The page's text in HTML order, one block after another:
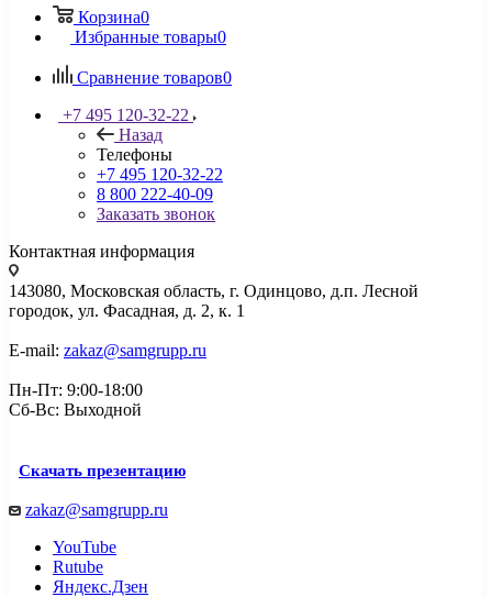
Корзина0
Избранные товары0
Сравнение товаров0
+7 495 120-32-22
Назад
Телефоны
+7 495 120-32-22
8 800 222-40-09
Заказать звонок
Контактная информация
143080, Mосковская область, г. Одинцово, д.п. Лесной
городок, ул. Фасадная, д. 2, к. 1
E-mail: zakaz@samgrupp.ru
Пн-Пт: 9:00-18:00
Сб-Вс: Выходной
Скачать презентацию
zakaz@samgrupp.ru
YouTube
Rutube
Яндекс.Дзен